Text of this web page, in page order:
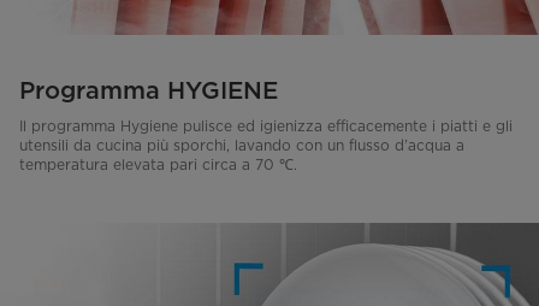
Programma HYGIENE
Il programma Hygiene pulisce ed igienizza efficacemente i piatti e gli
utensili da cucina più sporchi, lavando con un flusso d’acqua a
temperatura elevata pari circa a 70 ℃.